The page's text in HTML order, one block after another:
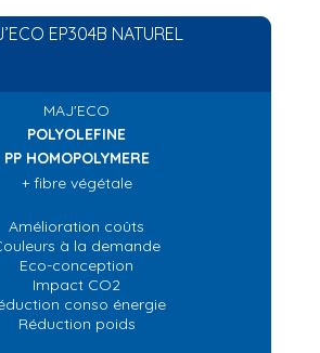
EP304B NATUREL
MAJ'ECO
POLYOLEFINE
PP HOMOPOLYMERE
+ fibre végétale
Amélioration coûts
à la demande
Eco-conception
Impact CO2
conso énergie
Réduction poids